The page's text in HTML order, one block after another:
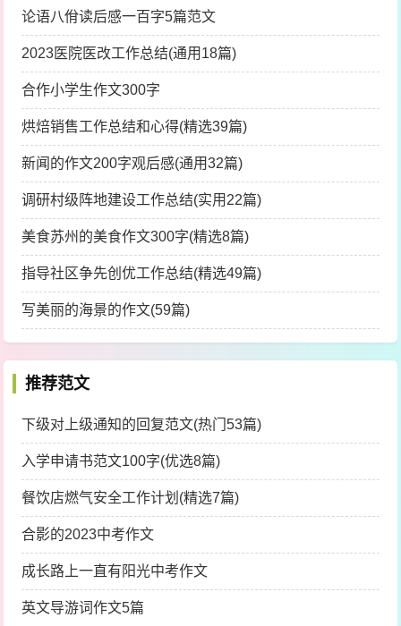
雀跃随我步，行游天地间。天得以不老，地得长绵
延。
载覆我躯足，昼夜行蹁跹。夜得生奇光，昼得无尘
喧；
冬得如春暖，夏得成冰泉；逐我不忍去，绕我长盘
旋。
嗟我挥青春，一路何欣欢。岂意造物限，此物惟稀
艰。
一挥一散失，去者不来还。万物日勃发，我体日萎
蔫。
一步犹少日，二步竟中年。更欲前举足，举足已蹒
跚。
停步独啜泣，啜泣春天边。泣尽继以歌，歌苦须谁
怜：“我们在回忆，回忆那春天”。
论语八佾读后感一百字5篇范文
2023医院医改工作总结(通用18篇)
合作小学生作文300字
烘焙销售工作总结和心得(精选39篇)
新闻的作文200字观后感(通用32篇)
调研村级阵地建设工作总结(实用22篇)
美食苏州的美食作文300字(精选8篇)
指导社区争先创优工作总结(精选49篇)
写美丽的海景的作文(59篇)
推荐范文
下级对上级通知的回复范文(热门53篇)
入学申请书范文100字(优选8篇)
餐饮店燃气安全工作计划(精选7篇)
合影的2023中考作文
成长路上一直有阳光中考作文
英文导游词作文5篇